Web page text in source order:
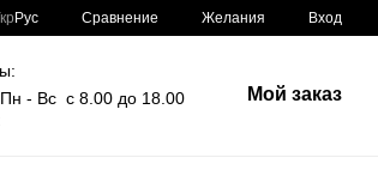
Рус Сравнение Желания Вход
- Вс с 8.00 до 18.00
Мой заказ